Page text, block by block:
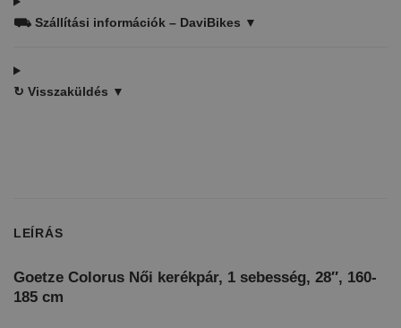
⛟ Szállítási információk – DaviBikes ▼
↻ Visszaküldés ▼
LEÍRÁS
Goetze Colorus Női kerékpár, 1 sebesség, 28″, 160-
185 cm